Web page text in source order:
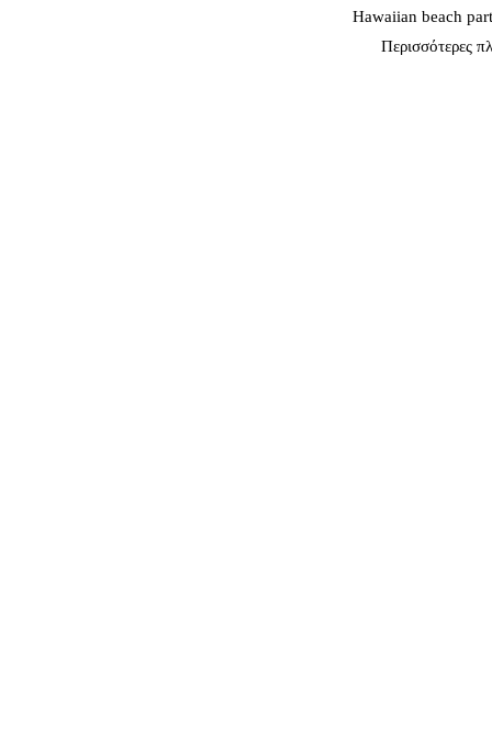
Hawaiian beach
Περισσότερες